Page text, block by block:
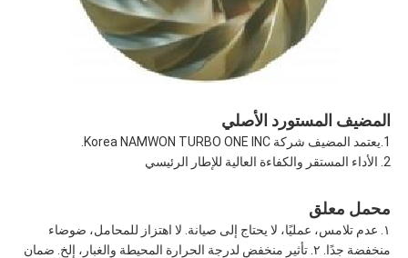
المضيف المستورد الأصلي
1.يعتمد المضيف شركة Korea NAMWON TURBO ONE INC.
2. الأداء المستقر والكفاءة العالية للإطار الرئيسي
محمل معلق
١. عدم تلامس، عمليًا، لا يحتاج إلى صيانة. لا اهتزاز للمحامل، ضوضاء
منخفضة جدًا. ٢. تأثير منخفض لدرجة الحرارة المحيطة والغبار، إلخ. ضمان